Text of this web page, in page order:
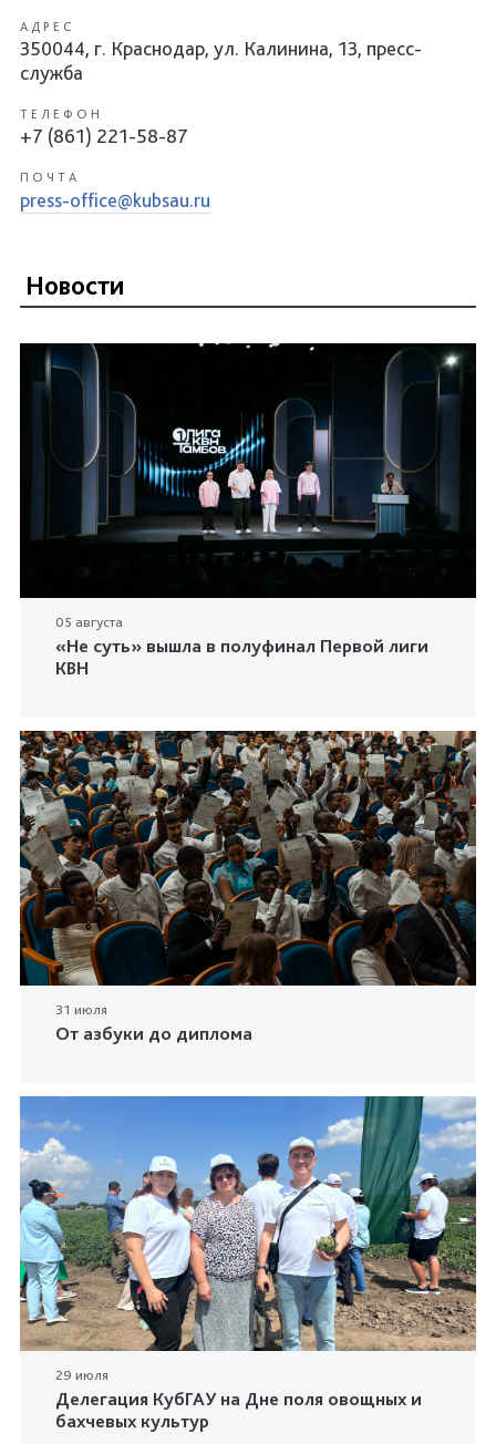
АДРЕС
350044, г. Краснодар, ул. Калинина, 13, пресс-
служба
ТЕЛЕФОН
+7 (861) 221-58-87
ПОЧТА
press-office@kubsau.ru
Новости
05 августа
«Не суть» вышла в полуфинал Первой лиги
КВН
31 июля
От азбуки до диплома
29 июля
Делегация КубГАУ на Дне поля овощных и
бахчевых культур